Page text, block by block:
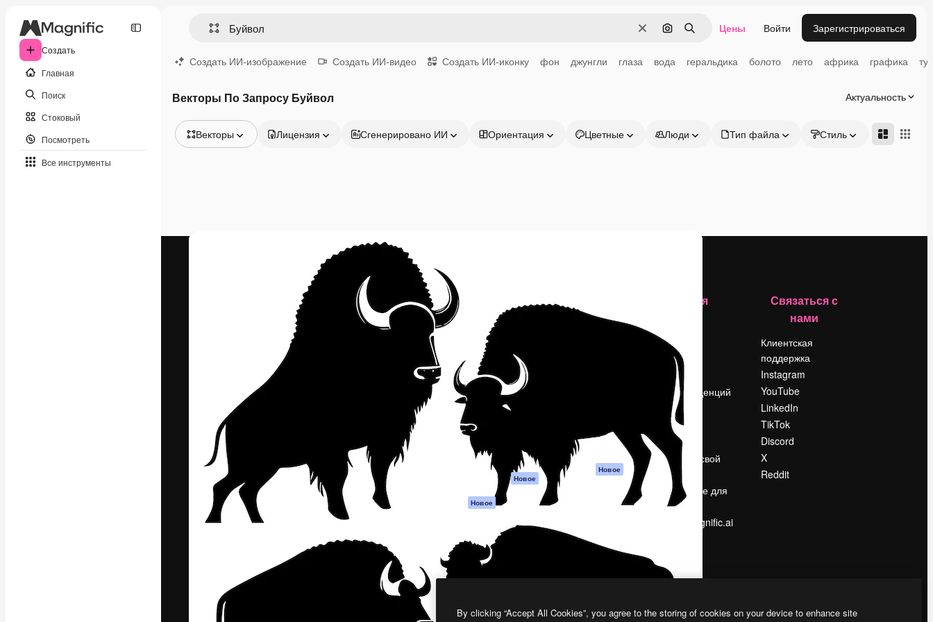
Создать
Главная
Поиск
Стоковый
Посмотреть
Все инструменты
ОчиститьПоиск по изображению
Поиск Цены Войти Зарегистрироваться
Создать ИИ-изображение Создать ИИ-видео Создать ИИ-иконку фон джунгли глаза вода геральдика болото лето африка графика
Векторы По Запросу Буйвол Актуальность
Векторы
Видео
Лицензия Сгенерировано ИИ Ориентация Цветные Люди Тип файла Стиль Адвансд
Креативная платформа для создания
ваших лучших работ. Более 1 миллиона
подписчиков среди креаторов,
предприятий, агентств и студий.
Pусский
Продукция
Spaces
ИИ-помощник
Генератор
изображений ИИ
Генератор видео
Генератор голоса
на основе ИИ
Стоковый контент
Claude/ChatGPT
Новое
Новое
приложение
Все инструменты
Magnific
Начать
Политика
конфиденциальности
Оригиналы
Новое
Политика файлов
cookie
Партнеры
Предприятие
Компания
О нас
Reviews
Вакансии
Поиск тенденций
Блог
События
Slidesgo
Продайте свой
контент
Помещение для
прессы
Ищете magnific.ai
Связаться с
нами
Клиентская
поддержка
Instagram
YouTube
LinkedIn
TikTok
Discord
X
Reddit
By clicking “Accept All Cookies”, you agree to the storing of cookies on your device to enhance site